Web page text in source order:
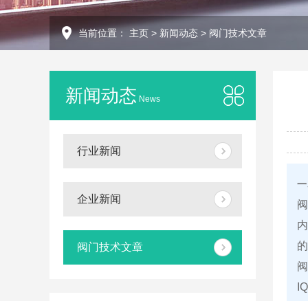
当前位置： 主页 > 新闻动态 > 阀门技术文章
新闻动态 News
行业新闻
企业新闻
阀门技术文章